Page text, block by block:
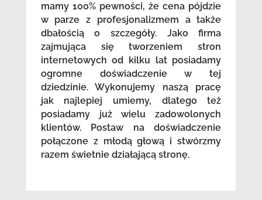
mamy 100% pewności, że cena pójdzie
w parze z profesjonalizmem a także
dbałością o szczegóły. Jako firma
zajmująca się tworzeniem stron
internetowych od kilku lat posiadamy
ogromne doświadczenie w tej
dziedzinie. Wykonujemy naszą pracę
jak najlepiej umiemy, dlatego też
posiadamy już wielu zadowolonych
klientów. Postaw na doświadczenie
połączone z młodą głową i stwórzmy
razem świetnie działającą stronę.